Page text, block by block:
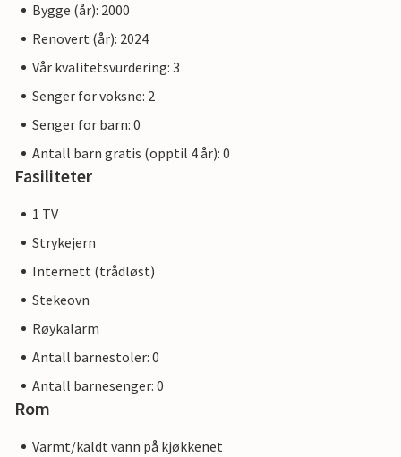
Bygge (år): 2000
Renovert (år): 2024
Vår kvalitetsvurdering: 3
Senger for voksne: 2
Senger for barn: 0
Antall barn gratis (opptil 4 år): 0
Fasiliteter
1 TV
Strykejern
Internett (trådløst)
Stekeovn
Røykalarm
Antall barnestoler: 0
Antall barnesenger: 0
Rom
Varmt/kaldt vann på kjøkkenet